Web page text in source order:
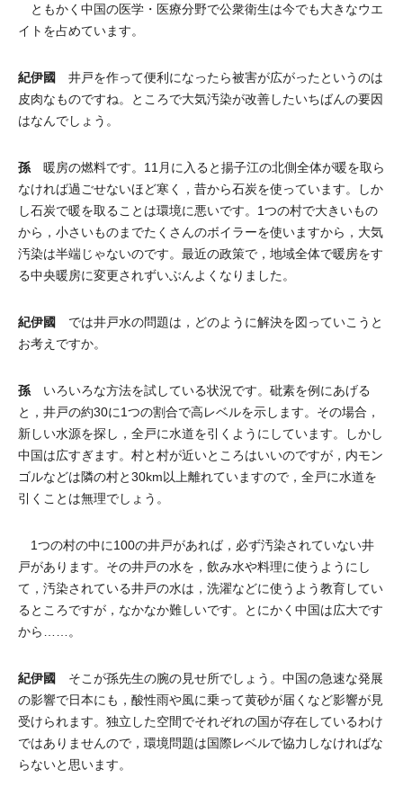
ともかく中国の医学・医療分野で公衆衛生は今でも大きなウエ
イトを占めています。
紀伊國 井戸を作って便利になったら被害が広がったというのは
皮肉なものですね。ところで大気汚染が改善したいちばんの要因
はなんでしょう。
孫 暖房の燃料です。11月に入ると揚子江の北側全体が暖を取ら
なければ過ごせないほど寒く，昔から石炭を使っています。しか
し石炭で暖を取ることは環境に悪いです。1つの村で大きいもの
から，小さいものまでたくさんのボイラーを使いますから，大気
汚染は半端じゃないのです。最近の政策で，地域全体で暖房をす
る中央暖房に変更されずいぶんよくなりました。
紀伊國 では井戸水の問題は，どのように解決を図っていこうと
お考えですか。
孫 いろいろな方法を試している状況です。砒素を例にあげる
と，井戸の約30に1つの割合で高レベルを示します。その場合，
新しい水源を探し，全戸に水道を引くようにしています。しかし
中国は広すぎます。村と村が近いところはいいのですが，内モン
ゴルなどは隣の村と30km以上離れていますので，全戸に水道を
引くことは無理でしょう。
1つの村の中に100の井戸があれば，必ず汚染されていない井
戸があります。その井戸の水を，飲み水や料理に使うようにし
て，汚染されている井戸の水は，洗濯などに使うよう教育してい
るところですが，なかなか難しいです。とにかく中国は広大です
から……。
紀伊國 そこが孫先生の腕の見せ所でしょう。中国の急速な発展
の影響で日本にも，酸性雨や風に乗って黄砂が届くなど影響が見
受けられます。独立した空間でそれぞれの国が存在しているわけ
ではありませんので，環境問題は国際レベルで協力しなければな
らないと思います。